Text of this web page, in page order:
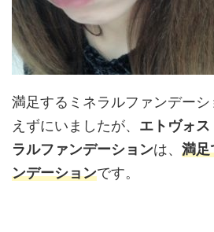
満足するミネラルファンデー
えずにいましたが、 エトヴォ
ラルファンデーションは、 満足
ンデーションです。